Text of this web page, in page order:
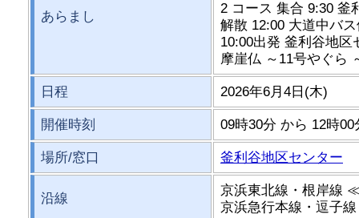
あらまし
2 コース 集合 9:30 釜
解散 12:00 大道中バ
10:00出発 釜利谷地
摩崖仏 ～11号やぐら
日程 2026年6月4日(木)
開催時刻 09時30分 から 12時00
場所/窓口 釜利谷地区センター
沿線
京浜東北線・根岸線
京浜急行本線・逗